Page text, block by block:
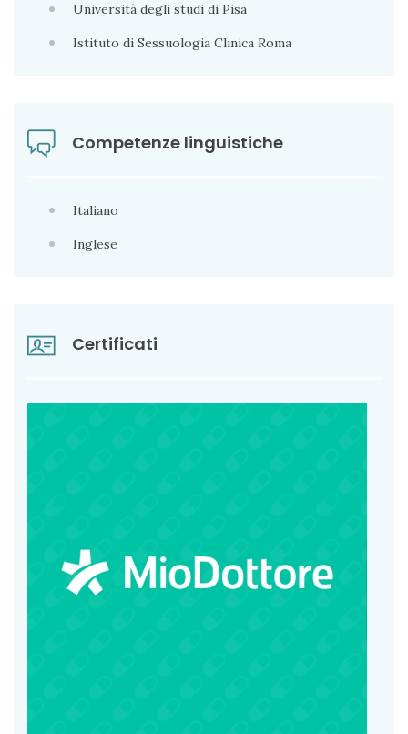
Università degli studi di Pisa
Istituto di Sessuologia Clinica Roma
Competenze linguistiche
Italiano
Inglese
Certificati